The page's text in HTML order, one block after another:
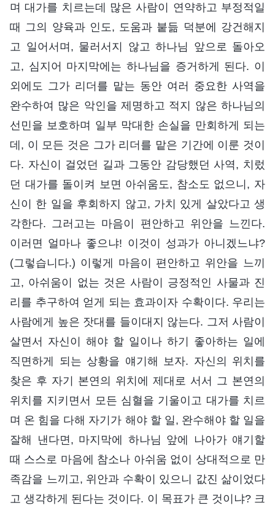
며 대가를 치르는데 많은 사람이 연약하고 부정적일
때 그의 양육과 인도, 도움과 붙듦 덕분에 강건해지
고 일어서며, 물러서지 않고 하나님 앞으로 돌아오
고, 심지어 마지막에는 하나님을 증거하게 된다. 이
외에도 그가 리더를 맡는 동안 여러 중요한 사역을
완수하여 많은 악인을 제명하고 적지 않은 하나님의
선민을 보호하며 일부 막대한 손실을 만회하게 되는
데, 이 모든 것은 그가 리더를 맡은 기간에 이룬 것이
다. 자신이 걸었던 길과 그동안 감당했던 사역, 치렀
던 대가를 돌이켜 보면 아쉬움도, 참소도 없으니, 자
신이 한 일을 후회하지 않고, 가치 있게 살았다고 생
각한다. 그러고는 마음이 편안하고 위안을 느낀다.
이러면 얼마나 좋으냐! 이것이 성과가 아니겠느냐?
(그렇습니다.) 이렇게 마음이 편안하고 위안을 느끼
고, 아쉬움이 없는 것은 사람이 긍정적인 사물과 진
리를 추구하여 얻게 되는 효과이자 수확이다. 우리는
사람에게 높은 잣대를 들이대지 않는다. 그저 사람이
살면서 자신이 해야 할 일이나 하기 좋아하는 일에
직면하게 되는 상황을 얘기해 보자. 자신의 위치를
찾은 후 자기 본연의 위치에 제대로 서서 그 본연의
위치를 지키면서 모든 심혈을 기울이고 대가를 치르
며 온 힘을 다해 자기가 해야 할 일, 완수해야 할 일을
잘해 낸다면, 마지막에 하나님 앞에 나아가 얘기할
때 스스로 마음에 참소나 아쉬움 없이 상대적으로 만
족감을 느끼고, 위안과 수확이 있으니 값진 삶이었다
고 생각하게 된다는 것이다. 이 목표가 큰 것이냐? 크